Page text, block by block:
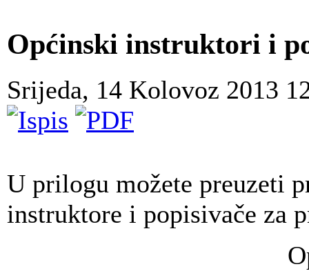
Općinski instruktori i
Srijeda, 14 Kolovoz 2013
U prilogu možete preuzeti
instruktore i popisivače za